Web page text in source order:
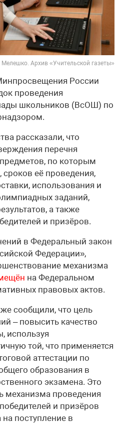
Архив «Учительской газеты»
России
проведения
школьников (ВсОШ) по
рассказали, что
перечня
по которым
её проведения,
использования и
заданий,
а также
и призёров.
в Федеральный закон
Федерации»,
механизма
на Федеральном
правовых актов.
сообщили, что цель
– повысить качество
используя
той, что применяется
аттестации по
образования в
экзамена. Это
механизма проведения
и призёров
поступление в